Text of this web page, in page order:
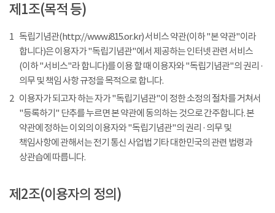
제1조(목적 등)
1 독립기념관(http://www.i815.or.kr) 서비스 약관(이하 "본 약관"이라
합니다)은 이용자가 "독립기념관"에서 제공하는 인터넷 관련 서비스
(이하 "서비스"라 합니다)를 이용 할 때 이용자와 "독립기념관"의 권리 ·
의무 및 책임 사항 규정을 목적으로 합니다.
2 이용자가 되고자 하는 자가 "독립기념관"이 정한 소정의 절차를 거쳐서
"등록하기" 단추를 누르면 본 약관에 동의하는 것으로 간주합니다. 본
약관에 정하는 이외의 이용자와 "독립기념관"의 권리 · 의무 및
책임사항에 관해서는 전기 통신 사업법 기타 대한민국의 관련 법령과
상관습에 따릅니다.
제2조(이용자의 정의)